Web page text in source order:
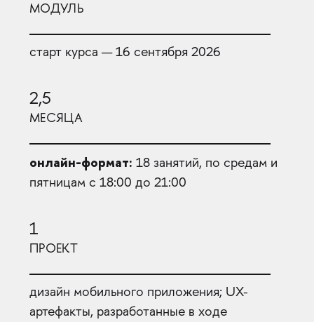
МОДУЛЬ
старт курса — 16 сентября 2026
2,5
МЕСЯЦА
онлайн-формат: 18 занятий, по средам и
пятницам с 18:00 до 21:00
1
ПРОЕКТ
дизайн мобильного приложения; UX-
артефакты, разработанные в ходе